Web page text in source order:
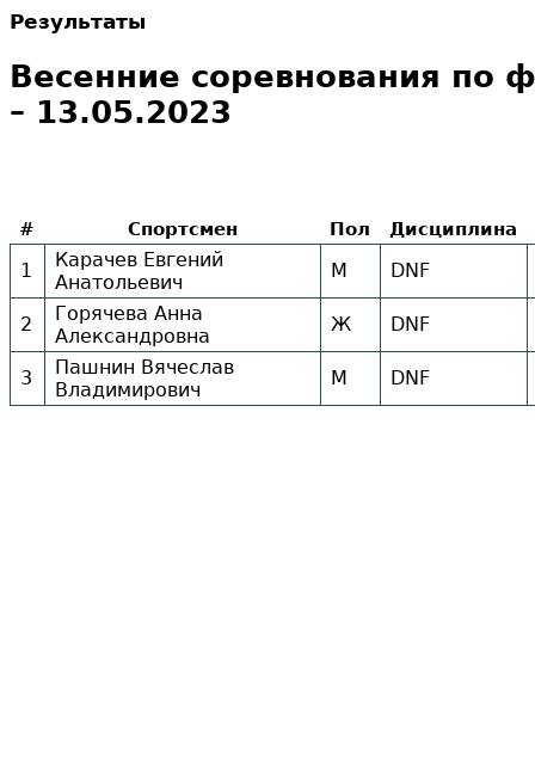
Результаты
Весенние соревнования по
– 13.05.2023
# Спортсмен Пол Дисциплина
1
Карачев Евгений
Анатольевич
М DNF
2
Горячева Анна
Александровна
Ж DNF
3
Пашнин Вячеслав
Владимирович
М DNF